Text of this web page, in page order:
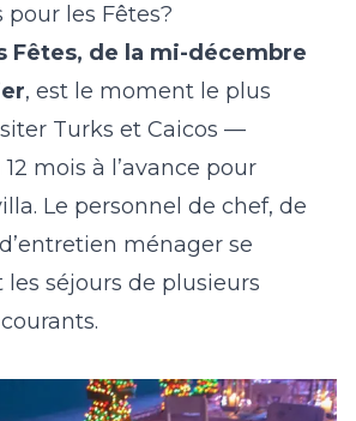
pour les Fêtes?
Fêtes, de la mi-décembre
, est le moment le plus
Turks et Caicos —
mois à l’avance pour
Le personnel de chef, de
ménager se
séjours de plusieurs